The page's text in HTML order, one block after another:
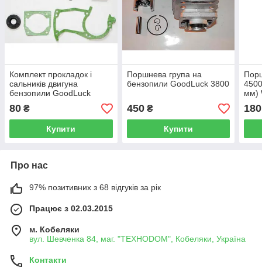
Комплект прокладок і
сальників двигуна
бензопили GoodLuck
4500-5200 Winzor
80 ₴
Купити
Поршнева група на
бензопили GoodLuck 3800
450₴
Купити
мм)
180
Про нас
97% позитивних з 68 відгуків за рік
Працює з 02.03.2015
м. Кобеляки
вул. Шевченка 84, маг. "ТЕХНОDOM", Кобеляки, Україна
Контакти